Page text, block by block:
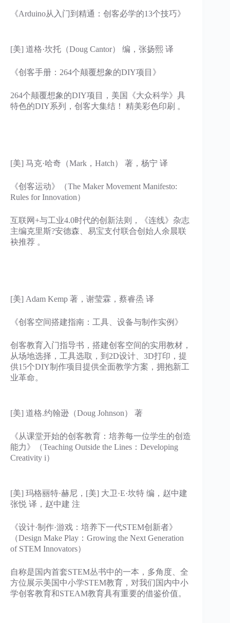
《Arduino从入门到精通：创客必学的13个技巧》
[美] 道格·坎托（Doug Cantor） 编，张扬熙 译
《创客手册：264个颠覆想象的DIY项目》
264个颠覆想象的DIY项目，美国《大众科学》具
特色的DIY系列，创客大集结！ 精美彩色印刷 。
[美] 马克·哈奇（Mark，Hatch） 著，杨宁 译
《创客运动》（The Maker Movement Manifesto:
Rules for Innovation）
互联网+与工业4.0时代的创新法则，《连线》杂志
主编克里斯?安德森、易宝支付联合创始人余晨联
袂推荐 。
[美] Adam Kemp 著，谢莹霖，蔡睿烝 译
《创客空间搭建指南：工具、设备与制作实例》
创客教育入门指导书，搭建创客空间的实用教材，
从场地选择，工具选取，到2D设计、3D打印，提
供15个DIY制作项目提供全面教学方案，拥抱新工
业革命。
[美] 道格.约翰逊（Doug Johnson） 著
《从课堂开始的创客教育：培养每一位学生的创造
能力》（Teaching Outside the Lines：Developing
Creativity i）
[美] 玛格丽特·赫尼，[美] 大卫·E·坎特 编，赵中建
张悦 译，赵中建 注
《设计·制作·游戏：培养下一代STEM创新者》
（Design Make Play：Growing the Next Generation
of STEM Innovators）
自称是国内首套STEM丛书中的一本，多角度、全
方位展示美国中小学STEM教育，对我们国内中小
学创客教育和STEAM教育具有重要的借鉴价值。